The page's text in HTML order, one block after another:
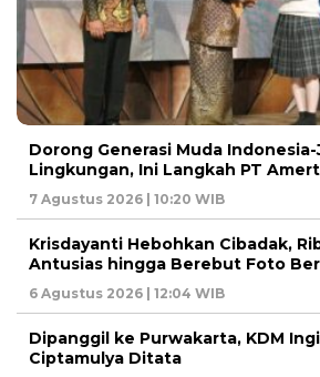
Dorong Generasi Muda
Lingkungan, Ini Langkah PT
7 Agustus 2026 | 10:20 WIB
Krisdayanti Hebohkan Cibadak,
Antusias hingga Berebut Foto
6 Agustus 2026 | 12:04 WIB
Dipanggil ke Purwakarta, KDM
Ciptamulya Ditata